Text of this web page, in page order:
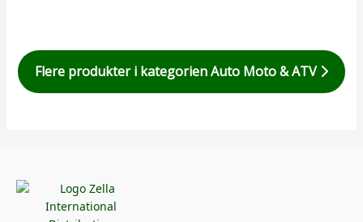
Flere produkter i kategorien Auto Moto & ATV